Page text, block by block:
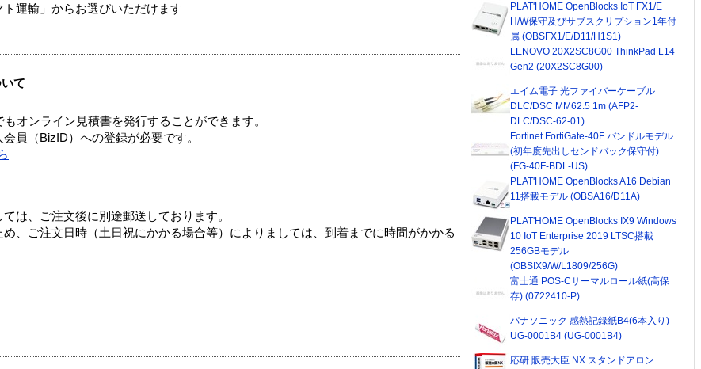
運輸」からお選びいただけます
て
オンライン見積書を発行することができます。
員（BizID）への登録が必要です。
は、ご注文後に別途郵送しております。
、ご注文日時（土日祝にかかる場合等）によりましては、到着までに時間がかかる
PLAT'HOME OpenBlocks IoT FX1/E
H/W保守及びサブスクリプション1年付
属 (OBSFX1/E/D11/H1S1)
LENOVO 20X2SC8G00 ThinkPad L14
Gen2 (20X2SC8G00)
エイム電子 光ファイバーケーブル
DLC/DSC MM62.5 1m (AFP2-
DLC/DSC-62-01)
Fortinet FortiGate-40F バンドルモデル
(初年度先出しセンドバック保守付)
(FG-40F-BDL-US)
PLAT'HOME OpenBlocks A16 Debian
11搭載モデル (OBSA16/D11A)
PLAT'HOME OpenBlocks IX9 Windows
10 IoT Enterprise 2019 LTSC搭載
256GBモデル
(OBSIX9/W/L1809/256G)
富士通 POS-Cサーマルロール紙(高保
存) (0722410-P)
パナソニック 感熱記録紙B4(6本入り)
UG-0001B4 (UG-0001B4)
応研 販売大臣 NX スタンドアロン